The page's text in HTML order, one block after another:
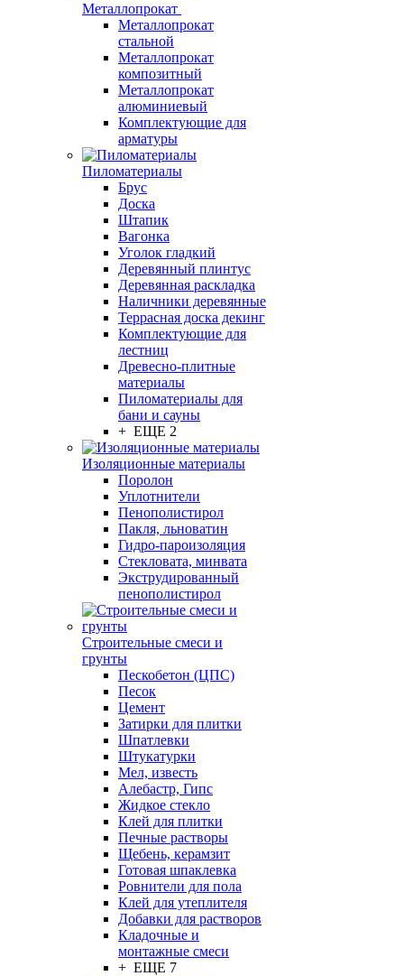
Металлопрокат
Металлопрокат
стальной
Металлопрокат
композитный
Металлопрокат
алюминиевый
Комплектующие для
арматуры
Пиломатериалы
Брус
Доска
Штапик
Вагонка
Уголок гладкий
Деревянный плинтус
Деревянная раскладка
Наличники деревянные
Террасная доска декинг
Комплектующие для
лестниц
Древесно-плитные
материалы
Пиломатериалы для
бани и сауны
+ ЕЩЕ 2
Изоляционные материалы
Поролон
Уплотнители
Пенополистирол
Пакля, льноватин
Гидро-пароизоляция
Стекловата, минвата
Экструдированный
пенополистирол
Строительные смеси и
грунты
Пескобетон (ЦПС)
Песок
Цемент
Затирки для плитки
Шпатлевки
Штукатурки
Мел, известь
Алебастр, Гипс
Жидкое стекло
Клей для плитки
Печные растворы
Щебень, керамзит
Готовая шпаклевка
Ровнители для пола
Клей для утеплителя
Добавки для растворов
Кладочные и
монтажные смеси
+ ЕЩЕ 7